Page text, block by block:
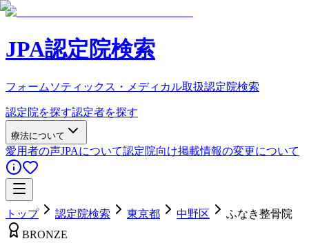
JPA認定院検索
フォームソティックス・メディカル取扱認定院検索
認定院を探す認定者を探す
療法について
愛用者の声JPAについて認定院向け掲載情報の変更について
トップ 認定院検索 東京都 中野区
ふなき整骨院
BRONZE